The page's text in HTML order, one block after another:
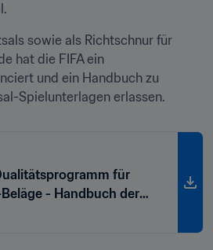
sowie als Richtschnur für
hat die FIFA ein
und ein Handbuch zu
Spielunterlagen erlassen.
für
- Handbuch der